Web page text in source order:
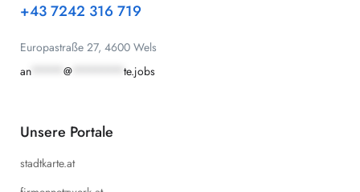
+43 7242 316 719
Europastraße 27, 4600 Wels
an
@ te.jobs
Unsere Portale
stadtkarte.at